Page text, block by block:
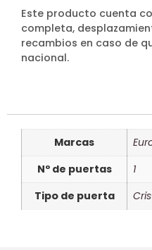
Este producto cuenta
completa,
recambios en caso de
nacional.
Marcas
Nº de puertas
1
Tipo de puerta